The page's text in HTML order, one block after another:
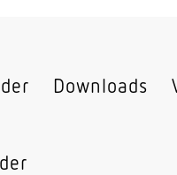
Downloads